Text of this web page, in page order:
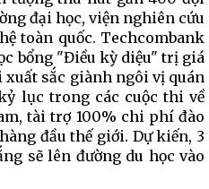
đại học, viện nghiên cứu
toàn quốc. Techcombank
bổng "Điều kỳ diệu" trị giá
xuất sắc giành ngôi vị quán
lục trong các cuộc thi về
tài trợ 100% chi phí đào
đầu thế giới. Dự kiến, 3
sẽ lên đường du học vào